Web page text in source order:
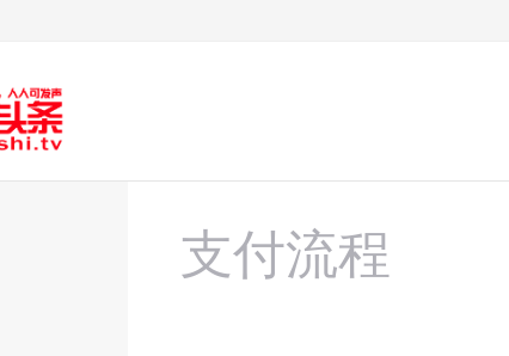
支付流程